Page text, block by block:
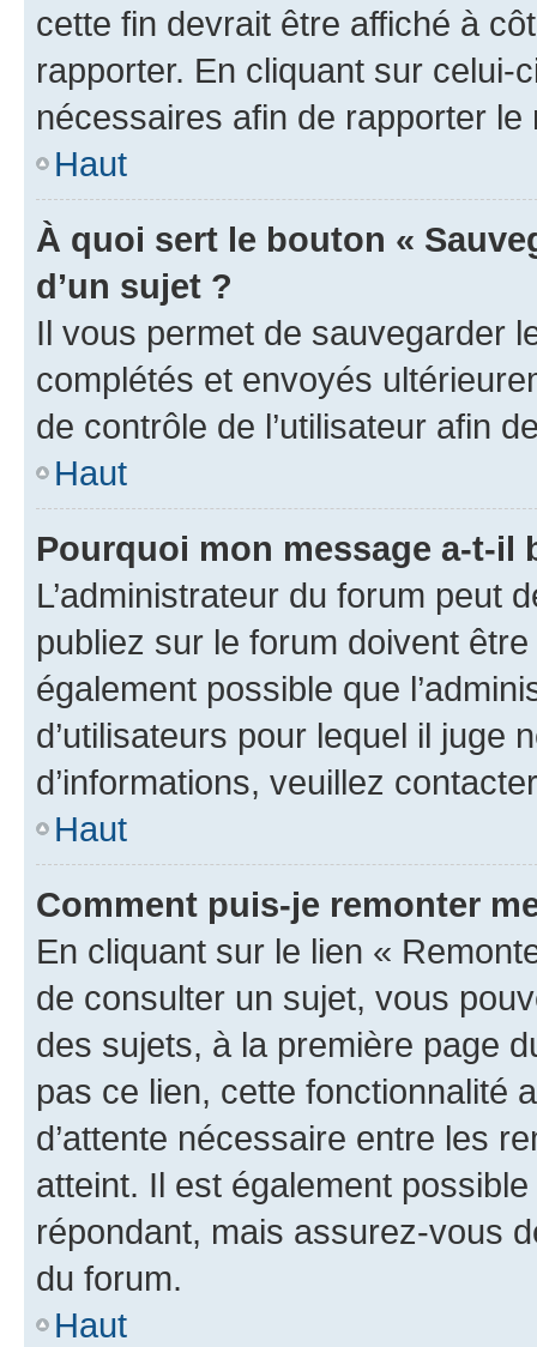
cette fin devrait être affiché à
rapporter. En cliquant sur
nécessaires afin de rapporter le
Haut
À quoi sert le bouton «
d’un sujet ?
Il vous permet de sauvegarder
complétés et envoyés
de contrôle de l’utilisateur afin
Haut
Pourquoi mon message a-t-il
L’administrateur du forum peut
publiez sur le forum doivent
également possible que
d’utilisateurs pour lequel il juge
d’informations, veuillez
Haut
Comment puis-je remonter
En cliquant sur le lien «
de consulter un sujet, vous
des sujets, à la première page
pas ce lien, cette fonctionnalité
d’attente nécessaire entre les
atteint. Il est également
répondant, mais assurez-vous
du forum.
Haut